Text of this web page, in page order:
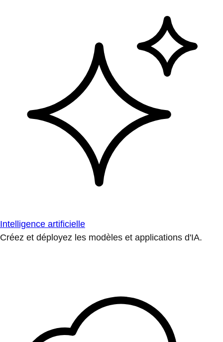
Intelligence artificielle
Créez et déployez les modèles et applications d'IA.